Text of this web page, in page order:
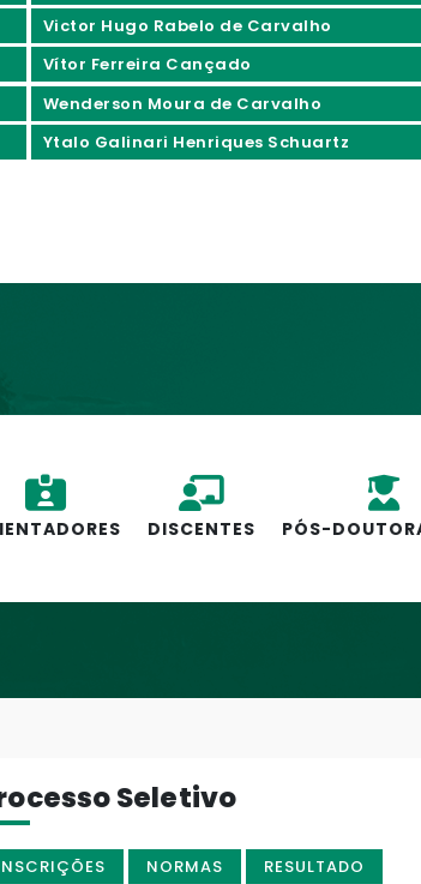
Victor Hugo Rabelo de Carvalho
Vítor Ferreira Cançado
Wenderson Moura de Carvalho
Ytalo Galinari Henriques Schuartz
DISCENTES PÓS-
Seletivo
NORMAS
RESULTADO